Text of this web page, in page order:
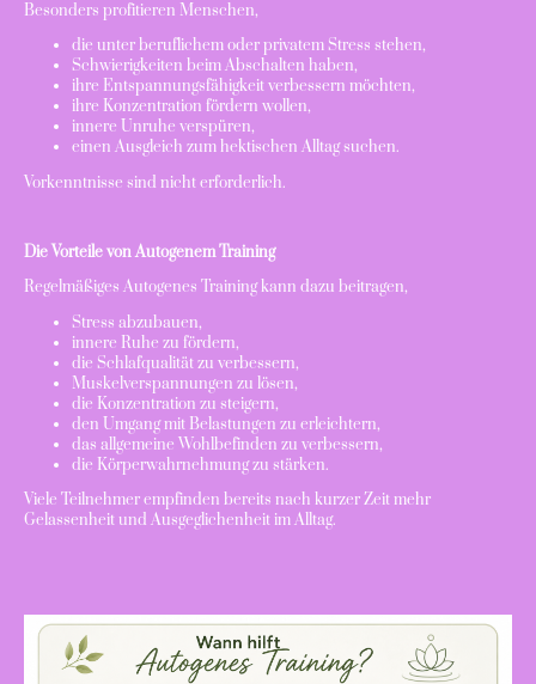
Besonders profitieren Menschen,
die unter beruflichem oder privatem Stress stehen,
Schwierigkeiten beim Abschalten haben,
ihre Entspannungsfähigkeit verbessern möchten,
ihre Konzentration fördern wollen,
innere Unruhe verspüren,
einen Ausgleich zum hektischen Alltag suchen.
Vorkenntnisse sind nicht erforderlich.
Die Vorteile von Autogenem Training
Regelmäßiges Autogenes Training kann dazu beitragen,
Stress abzubauen,
innere Ruhe zu fördern,
die Schlafqualität zu verbessern,
Muskelverspannungen zu lösen,
die Konzentration zu steigern,
den Umgang mit Belastungen zu erleichtern,
das allgemeine Wohlbefinden zu verbessern,
die Körperwahrnehmung zu stärken.
Viele Teilnehmer empfinden bereits nach kurzer Zeit mehr
Gelassenheit und Ausgeglichenheit im Alltag.